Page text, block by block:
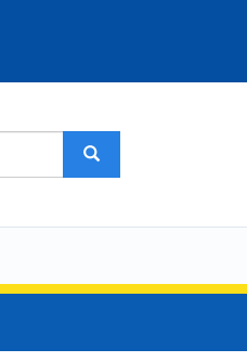
Busca